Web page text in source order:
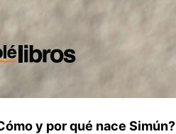
y por qué nace Simún?